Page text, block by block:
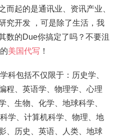
而起的是通讯业、资讯产业、
究开发 ，可是除了生活，我
数的Due你搞定了吗？不要沮
美国代写 ！
科包括不仅限于：历史学、
程、英语学、物理学、心理
、生物、化学、地球科学、
学、计算机科学、物理、地
、历史、英语、人类、地球